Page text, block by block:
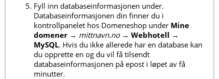
Fyll inn databaseinformasjonen under.
Databaseinformasjonen din finner du i
kontrollpanelet hos Domeneshop under Mine
domener → mittnavn.no→ Webhotell →
MySQL. Hvis du ikke allerede har en database kan
du opprette en og du vil få tilsendt
databaseinformasjonen på epost i løpet av få
minutter.